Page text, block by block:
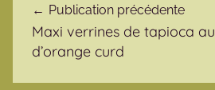
Publication précédente
Maxi verrines de tapioca
d’orange curd